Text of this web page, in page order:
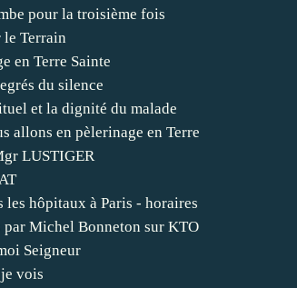
pour la troisième fois
Terrain
en Terre Sainte
du silence
et la dignité du malade
allons en pèlerinage en Terre
LUSTIGER
les hôpitaux à Paris - horaires
par Michel Bonneton sur KTO
Seigneur
vois